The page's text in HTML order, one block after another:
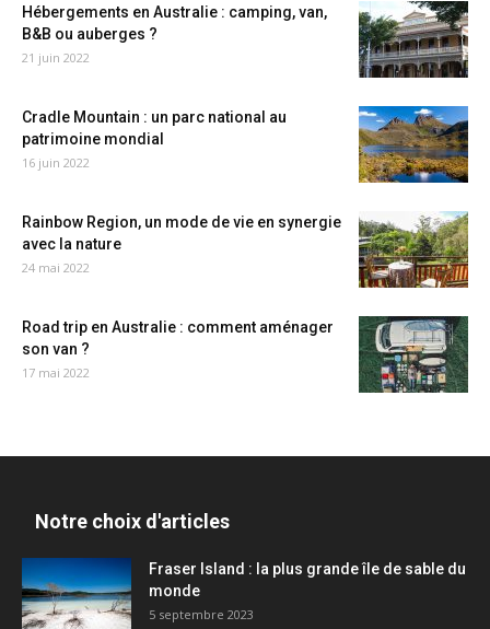
Hébergements en Australie : camping, van,
B&B ou auberges ?
21 juin 2022
Cradle Mountain : un parc national au
patrimoine mondial
16 juin 2022
Rainbow Region, un mode de vie en synergie
avec la nature
24 mai 2022
Road trip en Australie : comment aménager
son van ?
17 mai 2022
Notre choix d'articles
Fraser Island : la plus grande île de sable du
monde
5 septembre 2023